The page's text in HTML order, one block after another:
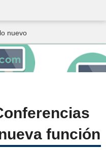
nuevo
función